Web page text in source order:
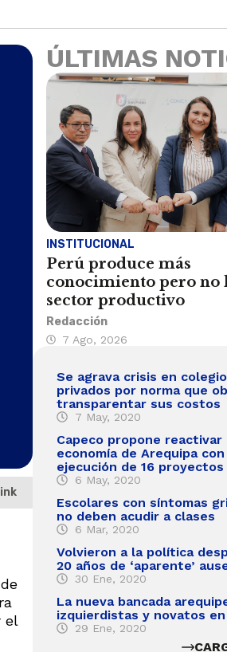
el
ÚLTIMAS
INSTITUCIONAL
Perú produce más
conocimiento pero no
sector productivo
Redacción
7 Ago, 2026
Se agrava crisis en
privados por norma que
transparentar sus costos
7 May, 2020
Capeco propone reactivar
economía de Arequipa con
ejecución de 16 proyectos
6 May, 2020
Escolares con síntomas
no deben acudir a clases
6 Mar, 2020
Volvieron a la política
20 años de ‘aparente’
30 Ene, 2020
La nueva bancada
izquierdistas y novatos
29 Ene, 2020